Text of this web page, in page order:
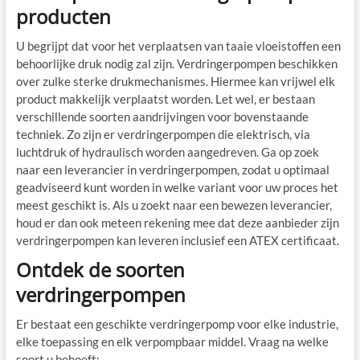
producten
U begrijpt dat voor het verplaatsen van taaie vloeistoffen een
behoorlijke druk nodig zal zijn. Verdringerpompen beschikken
over zulke sterke drukmechanismes. Hiermee kan vrijwel elk
product makkelijk verplaatst worden. Let wel, er bestaan
verschillende soorten aandrijvingen voor bovenstaande
techniek. Zo zijn er verdringerpompen die elektrisch, via
luchtdruk of hydraulisch worden aangedreven. Ga op zoek
naar een leverancier in verdringerpompen, zodat u optimaal
geadviseerd kunt worden in welke variant voor uw proces het
meest geschikt is. Als u zoekt naar een bewezen leverancier,
houd er dan ook meteen rekening mee dat deze aanbieder zijn
verdringerpompen kan leveren inclusief een ATEX certificaat.
Ontdek de soorten
verdringerpompen
Er bestaat een geschikte verdringerpomp voor elke industrie,
elke toepassing en elk verpompbaar middel. Vraag na welke